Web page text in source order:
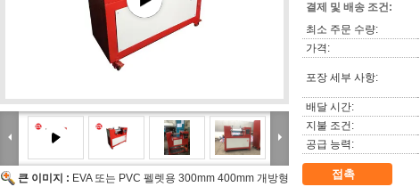
큰 이미지 : EVA 또는 PVC 펠렛용 300mm 400mm 개방형
결제 및 배송 조건:
최소 주문 수량:
가격:
포장 세부 사항:
배달 시간:
지불 조건:
공급 능력:
접촉